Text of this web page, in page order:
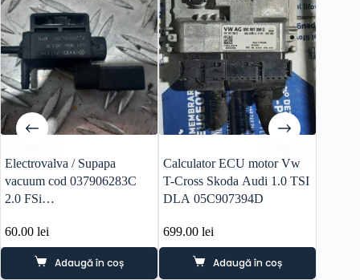
Electrovalva / Supapa
vacuum cod 037906283C
2.0 FSi
60.00 lei
Adaugă în coș
Calculator ECU motor Vw
T-Cross Skoda Audi 1.0 TSI
DLA 05C907394D
699.00lei
Adaugă în coș